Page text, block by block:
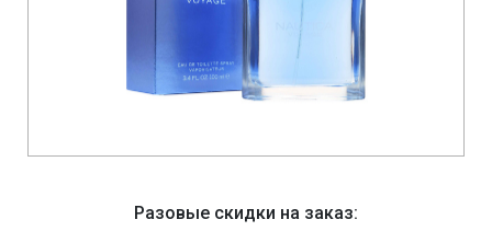
Разовые скидки на заказ: